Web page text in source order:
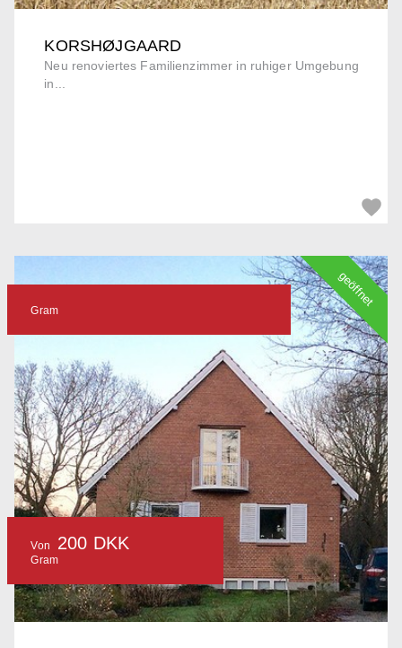
KORSHØJGAARD
Neu renoviertes Familienzimmer in ruhiger Umgebung
in...
Gram
Von 200 DKK
Gram
geöffnet